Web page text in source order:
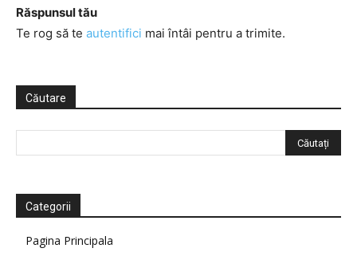
Răspunsul tău
Te rog să te autentifici mai întâi pentru a trimite.
Căutare
Categorii
Pagina Principala